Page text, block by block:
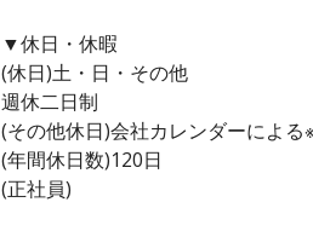
▼休日・休暇
(休日)土・日・その他
週休二日制
(その他休日)会社カレンダーによ
(年間休日数)120日
(正社員)